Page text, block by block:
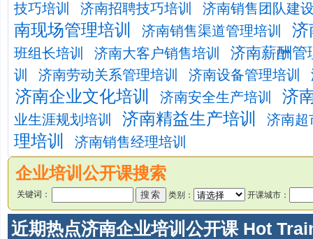
技巧培训 济南招聘技巧培训 济南销售团队建
南现场管理培训 济南销售渠道管理培训 济
班组长培训 济南大客户销售培训 济南薪酬管
训 济南劳动关系管理培训 济南设备管理培训
济南企业文化培训 济南安全生产培训 济
业生涯规划培训 济南精益生产培训 济南超
理培训 济南销售经理培训
企业培训公开课搜索
关键词： 类别： 开课城市：
近期热点济南企业培训公开课 Hot